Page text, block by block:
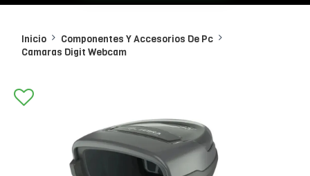
Inicio
Componentes Y Accesorios De Pc
Camaras Digit Webcam